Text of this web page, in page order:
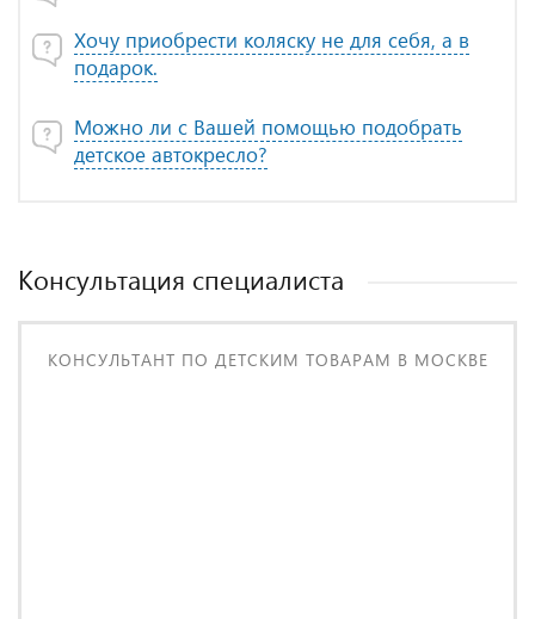
Хочу приобрести коляску не для себя, а в
подарок.
Можно ли с Вашей помощью подобрать
детское автокресло?
Консультация специалиста
КОНСУЛЬТАНТ ПО ДЕТСКИМ ТОВАРАМ В МОСКВЕ